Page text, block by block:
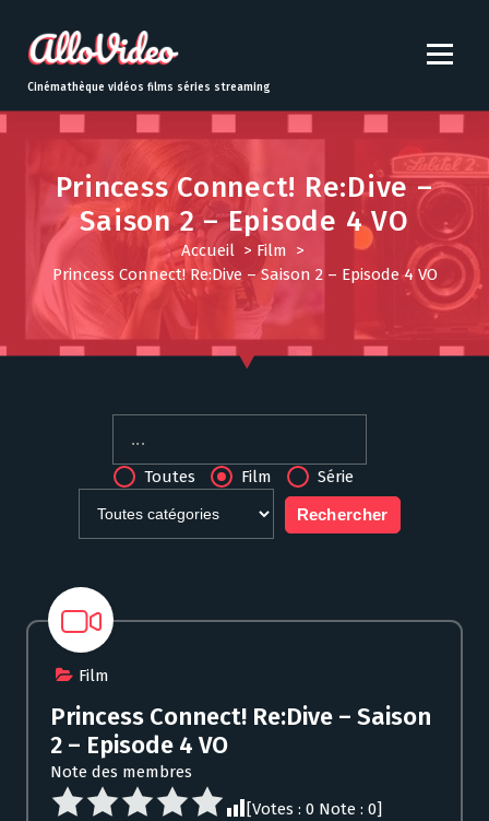
t
o
Cinémathèque vidéos films séries streaming
Princess Connect! Re:Dive –
Saison 2 – Episode 4 VO
Accueil> Film >
Princess Connect! Re:Dive – Saison 2 – Episode 4 VO
Toutes Film Série
Film
Princess Connect! Re:Dive – Saison
2 – Episode 4 VO
Note des membres
[Votes : 0 Note : 0]